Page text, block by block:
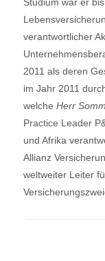
verantwortlicher
2011 als deren
im Jahr 2011
welche Herr
Practice Leader
und Afrika
Allianz
weltweiter Leiter